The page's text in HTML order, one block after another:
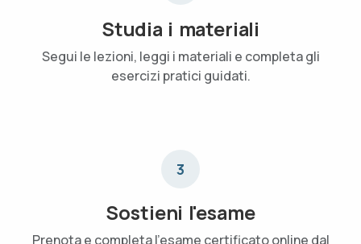
Studia i materiali
Segui le lezioni, leggi i materiali e completa gli
esercizi pratici guidati.
3
Sostieni l'esame
Prenota e completa l'esame certificato online dal